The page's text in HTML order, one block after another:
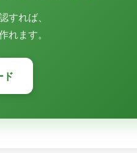
れば、
れます。
ド